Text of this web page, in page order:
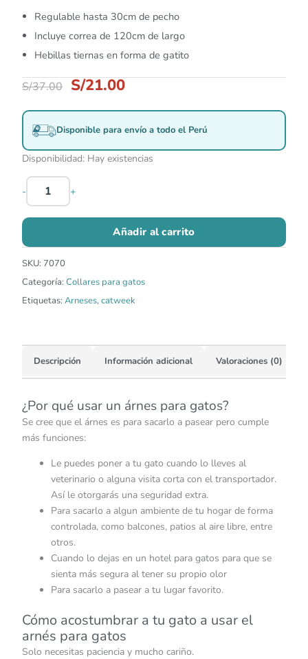
Regulable hasta 30cm de pecho
Incluye correa de 120cm de largo
Hebillas tiernas en forma de gatito
S/37.00 S/21.00
Disponible para envío a todo el Perú
Disponibilidad: Hay existencias
- +
Añadir al carrito
SKU: 7070
Categoría: Collares para gatos
Etiquetas: Arneses,catweek
Descripción Información adicional Valoraciones (0)
¿Por qué usar un árnes para gatos?
Se cree que el árnes es para sacarlo a pasear pero cumple
más funciones:
Le puedes poner a tu gato cuando lo lleves al
veterinario o alguna visita corta con el transportador.
Así le otorgarás una seguridad extra.
Para sacarlo a algun ambiente de tu hogar de forma
controlada, como balcones, patios al aire libre, entre
otros.
Cuando lo dejas en un hotel para gatos para que se
sienta más segura al tener su propio olor
Para sacarlo a pasear a tu lugar favorito.
Cómo acostumbrar a tu gato a usar el
arnés para gatos
Solo necesitas paciencia y mucho cariño.